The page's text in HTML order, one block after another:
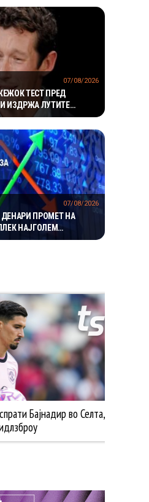
ТЕСТ ПРЕД
ИЗДРЖА ЛУТИТЕ
ГОРИ“
07/08/2026
ПРОМЕТ НА
НАЈГОЛЕМ
07/08/2026